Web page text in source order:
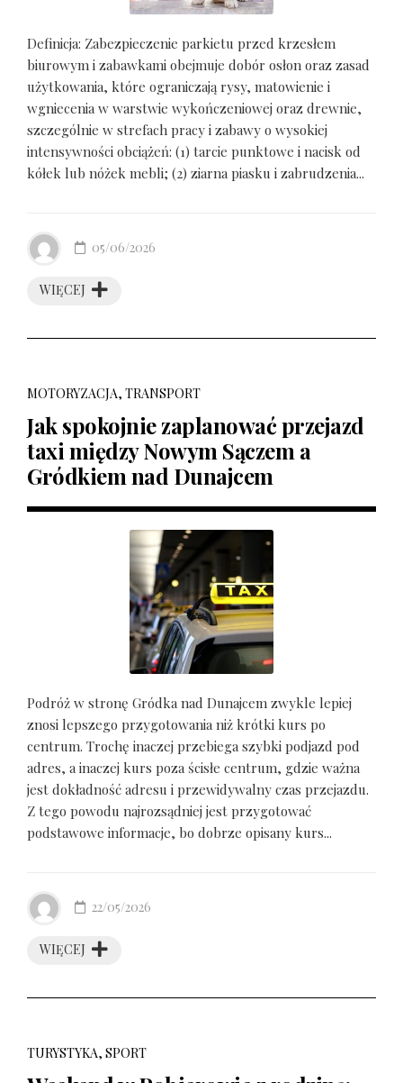
Definicja: Zabezpieczenie parkietu przed krzesłem
biurowym i zabawkami obejmuje dobór osłon oraz zasad
użytkowania, które ograniczają rysy, matowienie i
wgniecenia w warstwie wykończeniowej oraz drewnie,
szczególnie w strefach pracy i zabawy o wysokiej
intensywności obciążeń: (1) tarcie punktowe i nacisk od
kółek lub nóżek mebli; (2) ziarna piasku i zabrudzenia...
WIĘCEJ
05/06/2026
MOTORYZACJA, TRANSPORT
Jak spokojnie zaplanować przejazd
taxi między Nowym Sączem a
Gródkiem nad Dunajcem
Podróż w stronę Gródka nad Dunajcem zwykle lepiej
znosi lepszego przygotowania niż krótki kurs po
centrum. Trochę inaczej przebiega szybki podjazd pod
adres, a inaczej kurs poza ścisłe centrum, gdzie ważna
jest dokładność adresu i przewidywalny czas przejazdu.
Z tego powodu najrozsądniej jest przygotować
podstawowe informacje, bo dobrze opisany kurs...
WIĘCEJ
22/05/2026
TURYSTYKA, SPORT